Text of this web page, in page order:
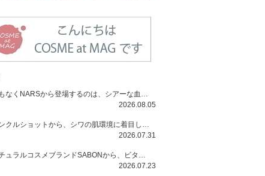
まもなくNARSから登場するのは、シアーな血色感と高揚感が魅力の新作リキッドブラッシュ「インセイシャブル リキッドブラッシュ」と、ゴールデンアワーに染まる空にインスピレーションを得た「アフターグロー リップシャイン」の新色！夏をハックして！
2026.08.05
リンクルショットから、シワの肌環境に着目した初のローションとナイトクリームが登場！デイリーケアで、シワ特有の肌環境を改善し、シワが目立たない肌へと導きます。
2026.07.31
ナチュラルコスメブランドSABONから、ビタミンC配合のビタミンスムージーマスク「ラディアンスマスク」と、ペパーミントにオーガニックハーブを凝縮したジェルの涼感トリートメント美容液「スカルプセラム リフレッシング」が登場！日々のデイリーケアで、過酷な猛暑で疲れた肌や頭皮をサポート、心地よくリフレッシュし、優しく肌を整えます。
2026.07.23